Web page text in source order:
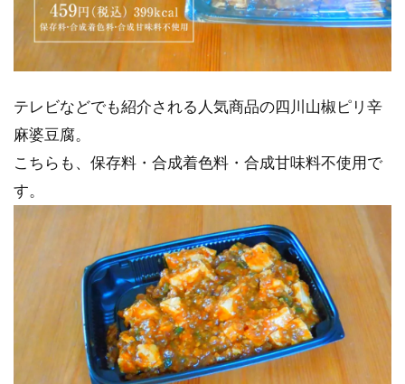
テレビなどでも紹介される人気商品の四川山椒ピリ辛
麻婆豆腐。
こちらも、保存料・合成着色料・合成甘味料不使用で
す。